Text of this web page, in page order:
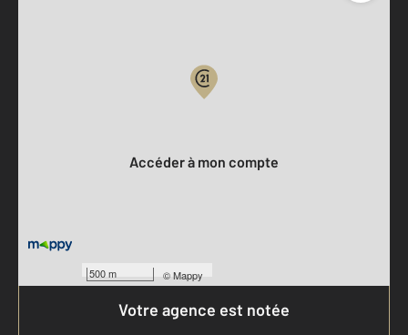
500 m ©Mappy
Accéder à mon compte
Votre agence est notée